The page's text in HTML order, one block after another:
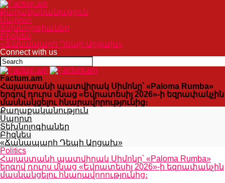
Քաղաքականություն
Սպորտ
Տեխնոլոգիաներ
Բիզնես
«Ճանապարհ Դեպի Արցախ»
Connect with us
Factum.am
Հայաստանի պատվիրակ Սիմոնը՝ «Paloma Rumba»
երգով դուրս մնաց «Եվրատեսիլ 2026»-ի եզրափակչին
մասնակցելու հնարավորությունից։
Քաղաքականություն
Սպորտ
Տեխնոլոգիաներ
Բիզնես
«Ճանապարհ Դեպի Արցախ»
Politics
Հայաստանի պատվիրակ Սիմոնը՝ «Paloma Rumba»
երգով դուրս մնաց «Եվրատեսիլ 2026»-ի եզրափակչին
մասնակցելու հնարավորությունից։